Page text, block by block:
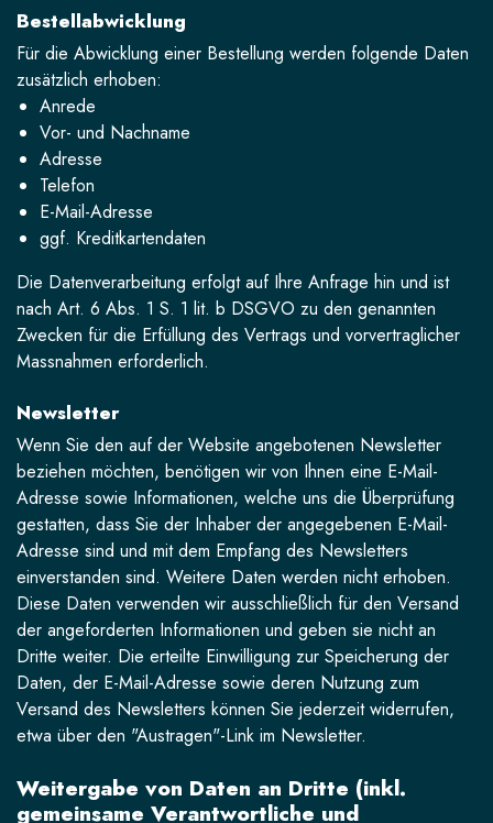
Bestellabwicklung
Für die Abwicklung einer Bestellung werden folgende Daten
zusätzlich erhoben:
Anrede
Vor- und Nachname
Adresse
Telefon
E-Mail-Adresse
ggf. Kreditkartendaten
Die Datenverarbeitung erfolgt auf Ihre Anfrage hin und ist
nach Art. 6 Abs. 1 S. 1 lit. b DSGVO zu den genannten
Zwecken für die Erfüllung des Vertrags und vorvertraglicher
Massnahmen erforderlich.
Newsletter
Wenn Sie den auf der Website angebotenen Newsletter
beziehen möchten, benötigen wir von Ihnen eine E-Mail-
Adresse sowie Informationen, welche uns die Überprüfung
gestatten, dass Sie der Inhaber der angegebenen E-Mail-
Adresse sind und mit dem Empfang des Newsletters
einverstanden sind. Weitere Daten werden nicht erhoben.
Diese Daten verwenden wir ausschließlich für den Versand
der angeforderten Informationen und geben sie nicht an
Dritte weiter. Die erteilte Einwilligung zur Speicherung der
Daten, der E-Mail-Adresse sowie deren Nutzung zum
Versand des Newsletters können Sie jederzeit widerrufen,
etwa über den "Austragen"-Link im Newsletter.
Weitergabe von Daten an Dritte (inkl.
gemeinsame Verantwortliche und